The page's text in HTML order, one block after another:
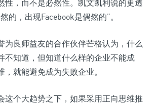
性，而不是必然性。凯文凯利说的更透
的，出现Facebook是偶然的”。
为良师益友的合作伙伴芒格认为，什么
不知道，但知道什么样的企业不能成
就能避免成为失败企业。
这个大趋势之下，如果采用正向思维推